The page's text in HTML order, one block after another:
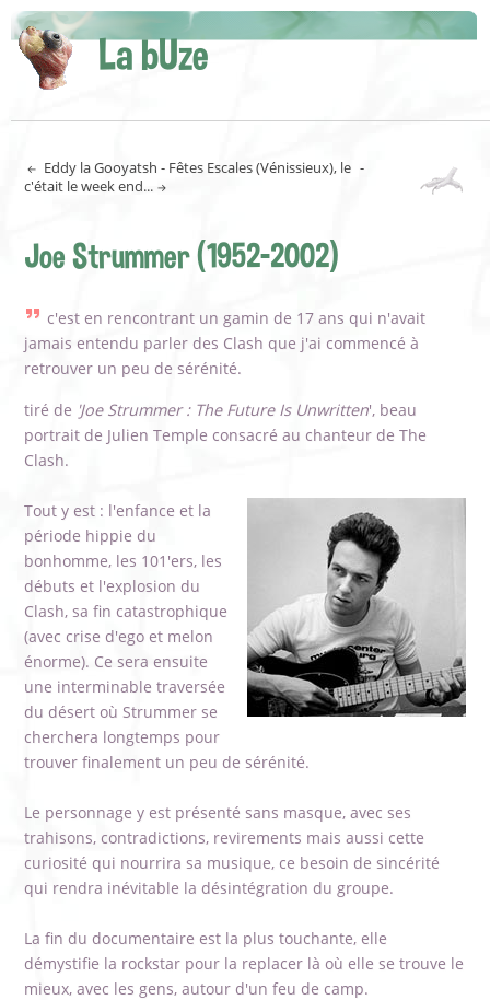
La bUze
Eddy la Gooyatsh - Fêtes Escales (Vénissieux), le -
c'était le week end...
Joe Strummer (1952-2002)
c'est en rencontrant un gamin de 17 ans qui n'avait
jamais entendu parler des Clash que j'ai commencé à
retrouver un peu de sérénité.
tiré de 'Joe Strummer : The Future Is Unwritten', beau
portrait de Julien Temple consacré au chanteur de The
Clash.
Tout y est : l'enfance et la
période hippie du
bonhomme, les 101'ers, les
débuts et l'explosion du
Clash, sa fin catastrophique
(avec crise d'ego et melon
énorme). Ce sera ensuite
une interminable traversée
du désert où Strummer se
cherchera longtemps pour
trouver finalement un peu de sérénité.
Le personnage y est présenté sans masque, avec ses
trahisons, contradictions, revirements mais aussi cette
curiosité qui nourrira sa musique, ce besoin de sincérité
qui rendra inévitable la désintégration du groupe.
La fin du documentaire est la plus touchante, elle
démystifie la rockstar pour la replacer là où elle se trouve le
mieux, avec les gens, autour d'un feu de camp.